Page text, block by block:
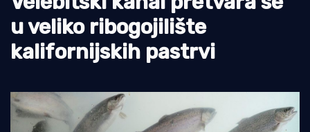
Ekologija
Tradicija i kultura
u veliko ribogojilište
kalifornijskih pastrvi